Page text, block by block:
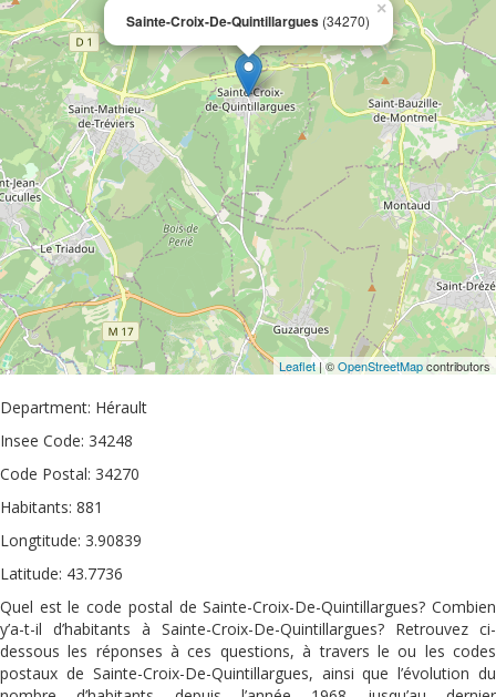
Sainte-Croix-De-Quintillargues (34270)
×
Leaflet| ©OpenStreetMapcontributors
Department: Hérault
Insee Code: 34248
Code Postal: 34270
Habitants: 881
Longtitude: 3.90839
Latitude: 43.7736
Quel est le code postal de Sainte-Croix-De-Quintillargues? Combien
y’a-t-il d’habitants à Sainte-Croix-De-Quintillargues? Retrouvez ci-
dessous les réponses à ces questions, à travers le ou les codes
postaux de Sainte-Croix-De-Quintillargues, ainsi que l’évolution du